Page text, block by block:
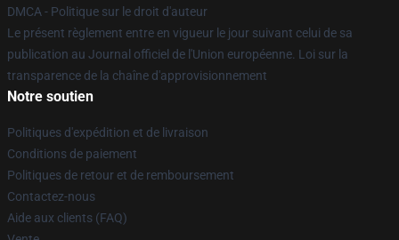
DMCA - Politique sur le droit d'auteur
Le présent règlement entre en vigueur le jour suivant celui de sa
publication au Journal officiel de l'Union européenne. Loi sur la
transparence de la chaîne d'approvisionnement
Notre soutien
Politiques d'expédition et de livraison
Conditions de paiement
Politiques de retour et de remboursement
Contactez-nous
Aide aux clients (FAQ)